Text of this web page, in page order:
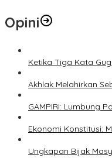
Opini
Ketika Tiga Kata
Akhlak Melahirkan
GAMPIRI: Lumbung
Ekonomi Konstitusi:
Ungkapan Bijak